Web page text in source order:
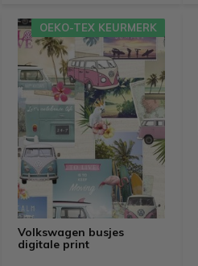
Volkswagen busjes
digitale print
OEKO-TEX KEURMERK